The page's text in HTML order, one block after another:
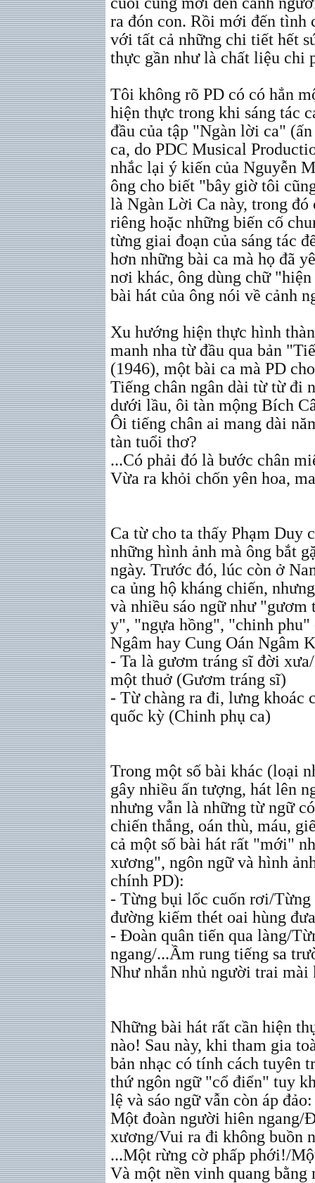
ra đón con. Rồi mới đến tình
với tất cả những chi tiết hết
thực gần như là chất liệu chi
Tôi không rõ PD có có hẳn
hiện thực trong khi sáng tác
đầu của tập "Ngàn lời ca"
ca, do PDC Musical
nhắc lại ý kiến của Nguyễn
ông cho biết "bây giờ tôi
là Ngàn Lời Ca này, trong
riêng hoặc những biến cố
từng giai đoạn của sáng tác
hơn những bài ca mà họ đã
nơi khác, ông dùng chữ
bài hát của ông nói về cảnh
Xu hướng hiện thực hình
manh nha từ đầu qua bản
(1946), một bài ca mà PD
Tiếng chân ngân dài từ từ đi
dưới lầu, ôi tàn mộng Bích
Ôi tiếng chân ai mang dài
tàn tuổi thơ?
...Có phải đó là bước chân
Vừa ra khỏi chốn yên hoa,
Ca từ cho ta thấy Phạm Duy
những hình ảnh mà ông bắt
ngày. Trước đó, lúc còn ở
ca ủng hộ kháng chiến,
và nhiều sáo ngữ như
y", "ngựa hồng", "chinh phu"
Ngâm hay Cung Oán Ngâm
- Ta là gươm tráng sĩ đời
một thuở (Gươm tráng sĩ)
- Từ chàng ra đi, lưng khoác
quốc kỳ (Chinh phụ ca)
Trong một số bài khác (loại
gây nhiều ấn tượng, hát lên
nhưng vẫn là những từ ngữ
chiến thắng, oán thù, máu,
cả một số bài hát rất "mới"
xương", ngôn ngữ và hình
chính PD):
- Từng bụi lốc cuốn rơi/
đường kiếm thét oai hùng đưa
- Đoàn quân tiến qua làng/
ngang/...Ầm rung tiếng sa
Như nhắn nhủ người trai
Những bài hát rất cần hiện
nào! Sau này, khi tham gia
bản nhạc có tính cách tuyên
thứ ngôn ngữ "cổ điển" tuy
lệ và sáo ngữ vẫn còn áp đảo:
Một đoàn người hiên ngang/
xương/Vui ra đi không buồn
...Một rừng cờ phấp phới!/
Và một nền vinh quang